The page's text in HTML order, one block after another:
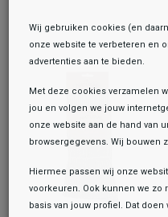
Wij gebruiken cookies (en
onze website te verbeteren en
advertenties aan te bieden.
Met deze cookies verzamelen
jou en volgen we jouw
onze website aan de hand van
browsergegevens. Wij bouwen
Hiermee passen wij onze
voorkeuren. Ook kunnen we zo
basis van jouw profiel. Dat